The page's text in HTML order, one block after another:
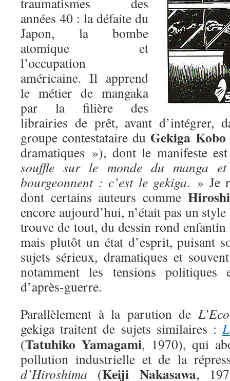
années 40 : la défaite du
Japon, la bombe
atomique et
l’occupation
américaine. Il apprend
le métier de mangaka
par la filière des
librairies de prêt, avant d’intégrer,
groupe contestataire du Gekiga Kobo
dramatiques »), dont le manifeste
souffle sur le monde du manga
bourgeonnent : c’est le gekiga. » Je
dont certains auteurs comme
encore aujourd’hui, n’était pas un
trouve de tout, du dessin rond
mais plutôt un état d’esprit, puisant
sujets sérieux, dramatiques et
notamment les tensions politiques
d’après-guerre.
Parallèlement à la parution de
gekiga traitent de sujets similaires :
(Tatuhiko Yamagami, 1970), qui
pollution industrielle et de la
d’Hiroshima (Keiji Nakasawa,